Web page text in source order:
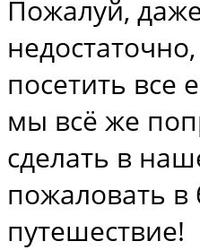
Пожалуй,
посетить все
мы всё же
сделать в
пожаловать
путешествие!